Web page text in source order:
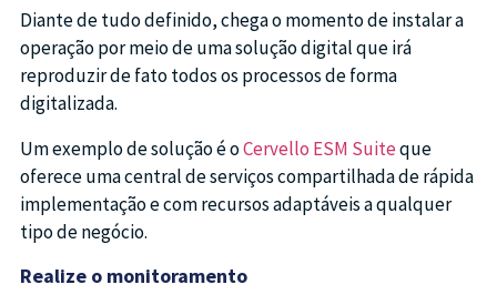
Diante de tudo definido, chega o momento de instalar a
operação por meio de uma solução digital que irá
reproduzir de fato todos os processos de forma
digitalizada.
Um exemplo de solução é oCervello ESM Suiteque
oferece uma central de serviços compartilhada de rápida
implementação e com recursos adaptáveis a qualquer
tipo de negócio.
Realize o monitoramento